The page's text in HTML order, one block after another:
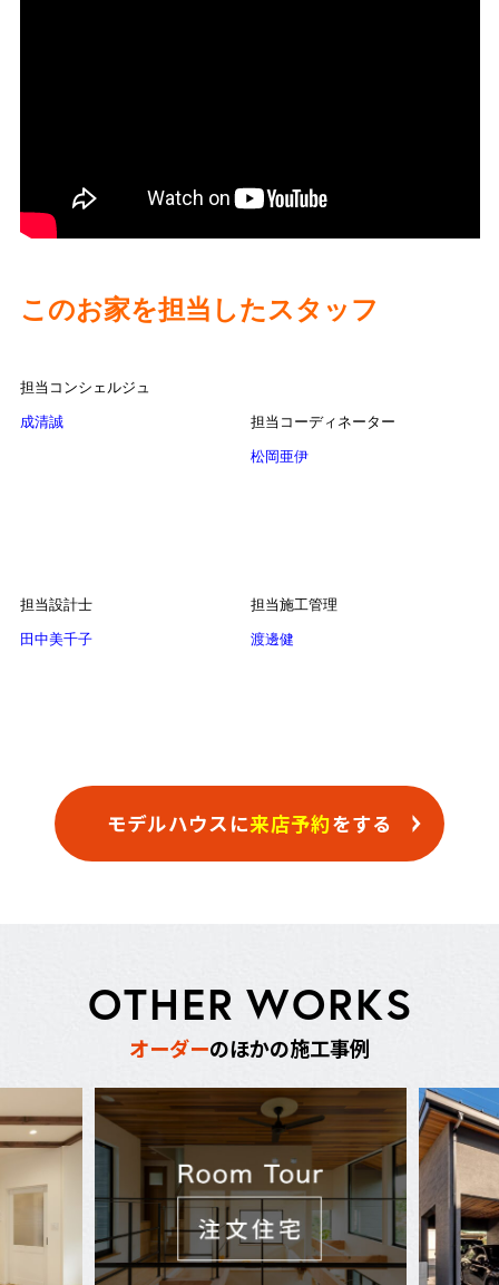
このお家を担当したスタッフ
担当コンシェルジュ
成清誠
担当コーディネーター
松岡亜伊
担当設計士
田中美千子
担当施工管理
渡邊健
モデルハウスに来店予約をする
OTHER WORKS
オーダーのほかの施工事例